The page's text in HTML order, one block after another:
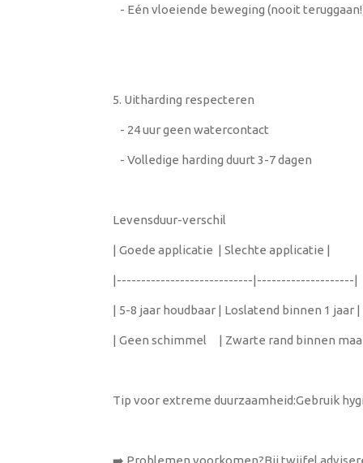
- Eén vloeiende beweging (nooit
5. Uitharding respecteren
- 24 uur geen watercontact
- Volledige harding duurt 3-7 dagen
Levensduur-verschil
| Goede applicatie | Slechte applicatie |
|----------------------------|--------------------|
| 5-8 jaar houdbaar | Loslatend binnen 1 jaar |
| Geen schimmel | Zwarte rand binnen
Tip voor extreme duurzaamheid:Gebruik
➡️ Problemen voorkomen?Bij twijfel